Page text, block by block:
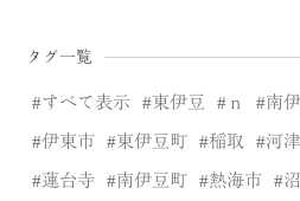
タグ一覧
すべて表示 東伊豆 ｎ 南
伊東市 東伊豆町 稲取 河
蓮台寺 南伊豆町 熱海市